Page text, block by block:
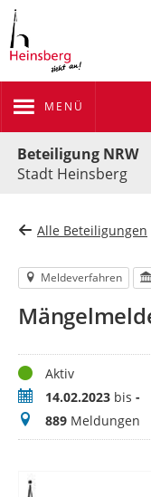
MENÜ
Beteiligung NRW
Stadt Heinsberg
Alle Beteiligungen
Meldeverfahren
StatusAktiv
Zeitraum14.02.2023 bis -
Meldungen
889 Meldungen